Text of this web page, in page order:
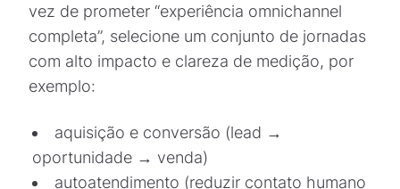
vez de prometer “experiência omnichannel
completa”, selecione um conjunto de jornadas
com alto impacto e clareza de medição, por
exemplo:
aquisição e conversão (lead →
oportunidade → venda)
autoatendimento (reduzir contato humano
Privacidade